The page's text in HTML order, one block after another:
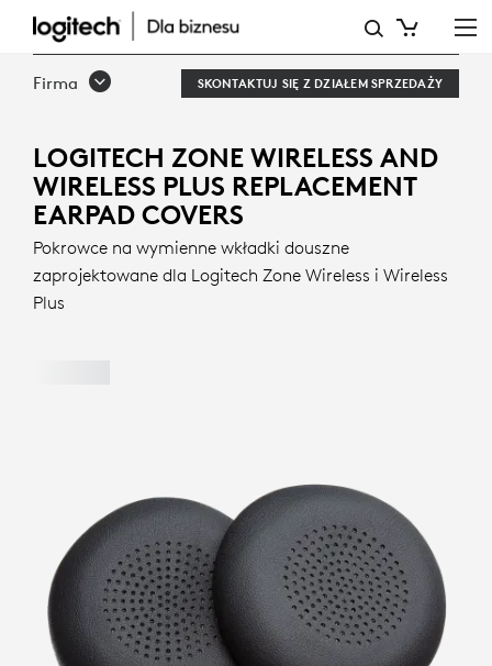
POKROWCE
NA
WKŁADKI
DOUSZNE
LOGITECH
ZONE
WIRELESS
Firma SKONTAKTUJ SIĘ Z DZIAŁEM SPRZEDAŻY
LOGITECH ZONE WIRELESS AND
WIRELESS PLUS REPLACEMENT
EARPAD COVERS
Pokrowce na wymienne wkładki douszne
zaprojektowane dla Logitech Zone Wireless i Wireless
Plus